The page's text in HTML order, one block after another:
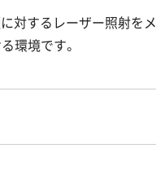
対するレーザー照射をメ
環境です。